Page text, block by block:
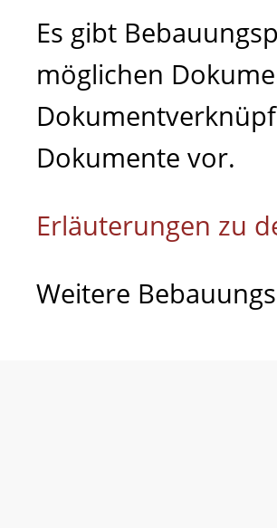
Es gibt
möglichen
Dokumente vor.
Erläuterungen zu
Weitere